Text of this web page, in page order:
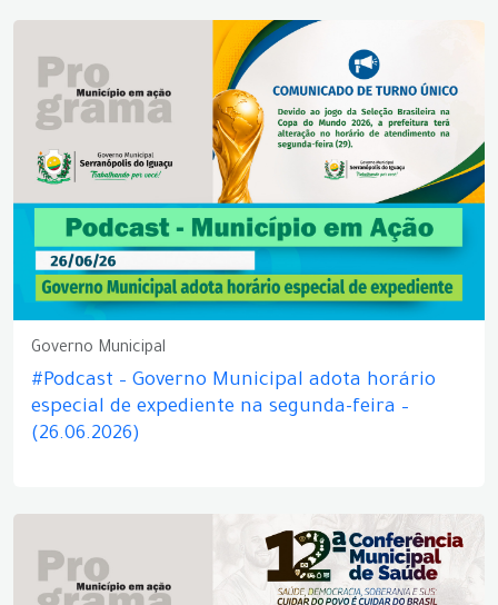
Governo Municipal
#Podcast – Governo Municipal adota horário
especial de expediente na segunda-feira –
(26.06.2026)